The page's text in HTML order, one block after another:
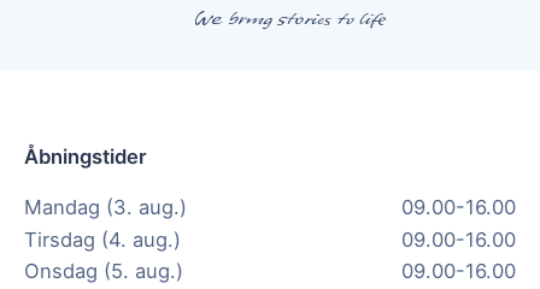
Åbningstider
Mandag (3. aug.)
09.00-16.00
Tirsdag (4. aug.)
09.00-16.00
Onsdag (5. aug.)
09.00-16.00